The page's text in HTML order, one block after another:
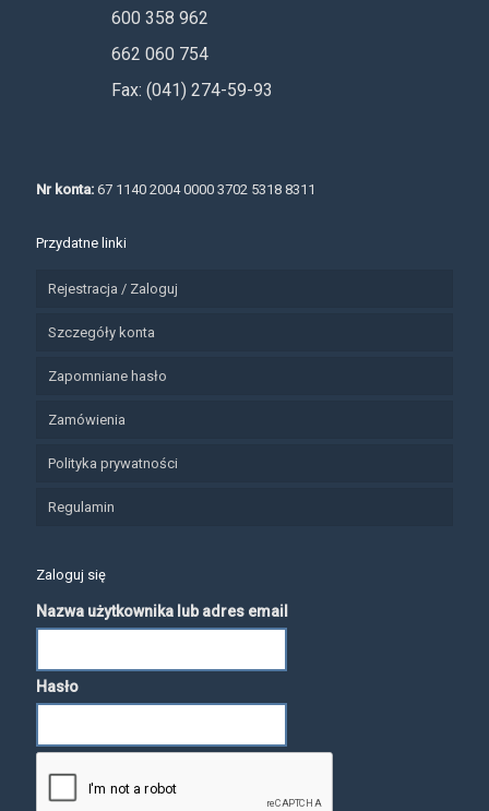
600 358 962
662 060 754
Fax: (041) 274-59-93
Nr konta: 67 1140 2004 0000 3702 5318 8311
Przydatne linki
Rejestracja / Zaloguj
Szczegóły konta
Zapomniane hasło
Zamówienia
Polityka prywatności
Regulamin
Zaloguj się
Nazwa użytkownika lub adres email
Hasło